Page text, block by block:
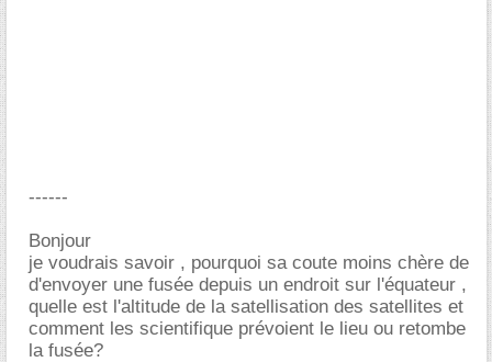
------
Bonjour
je voudrais savoir , pourquoi sa coute moins chère de
d'envoyer une fusée depuis un endroit sur l'équateur ,
quelle est l'altitude de la satellisation des satellites et
comment les scientifique prévoient le lieu ou retombe
la fusée?